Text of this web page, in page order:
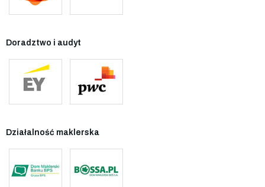
Doradztwo i audyt
Działalność maklerska